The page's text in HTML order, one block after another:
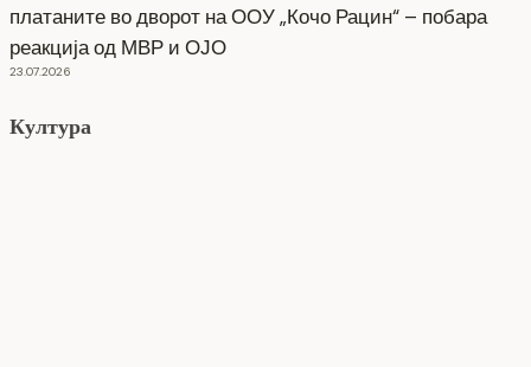
платаните во дворот на ООУ „Кочо Рацин“ – побара
реакција од МВР и ОЈО
23.07.2026
Култура